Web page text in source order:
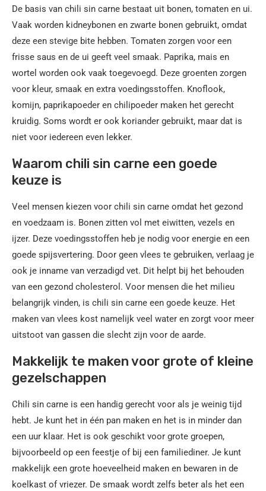
De basis van chili sin carne bestaat uit bonen, tomaten en ui.
Vaak worden kidneybonen en zwarte bonen gebruikt, omdat
deze een stevige bite hebben. Tomaten zorgen voor een
frisse saus en de ui geeft veel smaak. Paprika, mais en
wortel worden ook vaak toegevoegd. Deze groenten zorgen
voor kleur, smaak en extra voedingsstoffen. Knoflook,
komijn, paprikapoeder en chilipoeder maken het gerecht
kruidig. Soms wordt er ook koriander gebruikt, maar dat is
niet voor iedereen even lekker.
Waarom chili sin carne een goede
keuze is
Veel mensen kiezen voor chili sin carne omdat het gezond
en voedzaam is. Bonen zitten vol met eiwitten, vezels en
ijzer. Deze voedingsstoffen heb je nodig voor energie en een
goede spijsvertering. Door geen vlees te gebruiken, verlaag je
ook je inname van verzadigd vet. Dit helpt bij het behouden
van een gezond cholesterol. Voor mensen die het milieu
belangrijk vinden, is chili sin carne een goede keuze. Het
maken van vlees kost namelijk veel water en zorgt voor meer
uitstoot van gassen die slecht zijn voor de aarde.
Makkelijk te maken voor grote of kleine
gezelschappen
Chili sin carne is een handig gerecht voor als je weinig tijd
hebt. Je kunt het in één pan maken en het is in minder dan
een uur klaar. Het is ook geschikt voor grote groepen,
bijvoorbeeld op een feestje of bij een familiediner. Je kunt
makkelijk een grote hoeveelheid maken en bewaren in de
koelkast of vriezer. De smaak wordt zelfs beter als het een